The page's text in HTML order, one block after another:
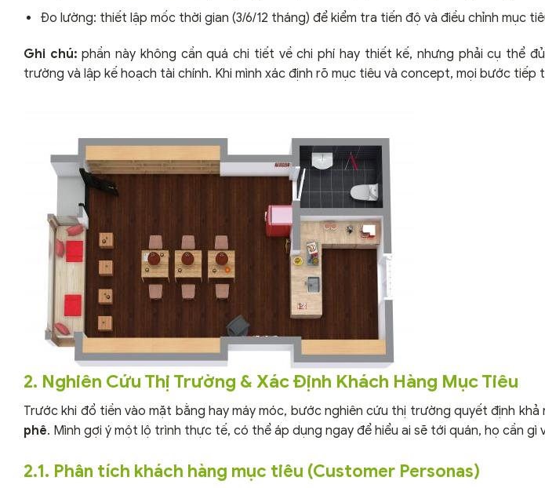
Đo lường: thiết lập mốc thời gian (3/6/12 tháng) để kiểm tra tiến độ và điều chỉnh mục
Ghi chú: phần này không cần quá chi tiết về chi phí hay thiết kế, nhưng phải cụ thể
trường và lập kế hoạch tài chính. Khi mình xác định rõ mục tiêu và concept, mọi bước
2. Nghiên Cứu Thị Trường & Xác Định Khách Hàng Mục Tiêu
Trước khi đổ tiền vào mặt bằng hay máy móc, bước nghiên cứu thị trường quyết định khả
phê. Mình gợi ý một lộ trình thực tế, có thể áp dụng ngay để hiểu ai sẽ tới quán, họ cần gì
2.1. Phân tích khách hàng mục tiêu (Customer Personas)